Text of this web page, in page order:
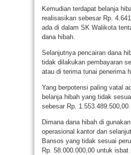
Kemudian terdapat belanja
realisasikan sebesar Rp.
ada di dalam SK Walikota
dana hibah.
Selanjutnya pencairan dana
tidak dilakukan pembayaran
atau di terima tunai penerima
Yang berpotensi paling vatal
belanja hibah yang tidak
sebesar Rp. 1.553.489.500,00.
Dimana dana hibah di
operasional kantor dan
Bansos yang tidak sesuai
Rp. 58.000.000,00 untuk isbat